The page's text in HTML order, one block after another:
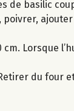
de basilic
poivrer,
Lorsque
du four